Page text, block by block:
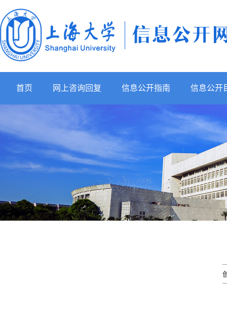
首页 网上咨询回复 信息公开指南 信息公开